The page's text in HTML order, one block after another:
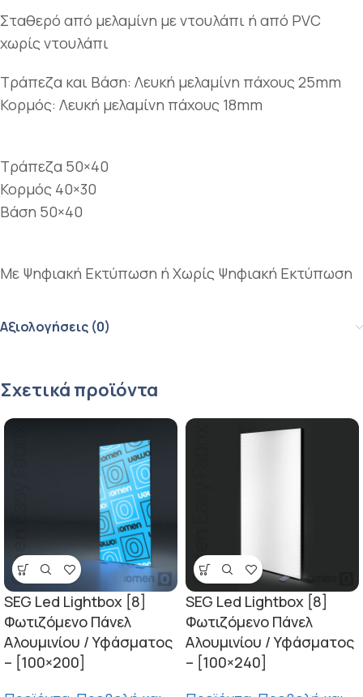
Σταθερό από μελαμίνη με ντουλάπι ή από PVC
χωρίς ντουλάπι
Τράπεζα και Βάση: Λευκή μελαμίνη πάχους 25mm
Κορμός: Λευκή μελαμίνη πάχους 18mm
Τράπεζα 50×40
Κορμός 40×30
Βάση 50×40
Με Ψηφιακή Εκτύπωση ή Χωρίς Ψηφιακή Εκτύπωση
Αξιολογήσεις (0)
Σχετικά προϊόντα
SEG Led Lightbox [8]
Φωτιζόμενο Πάνελ
Αλουμινίου / Υφάσματος
– [100×200]
SEG Led Lightbox [8]
Φωτιζόμενο Πάνελ
Αλουμινίου / Υφάσματος
– [100×240]